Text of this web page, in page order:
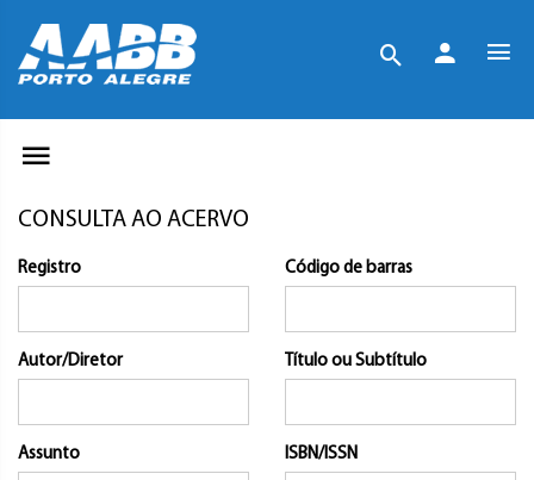
CONSULTA AO ACERVO
Registro Código de barras
Autor/Diretor Título ou Subtítulo
Assunto ISBN/ISSN